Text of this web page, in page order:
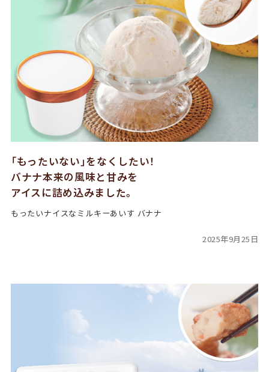
「もったいない」をなくしたい！
バナナ本来の風味と甘みを
アイスに詰め込みました。
もったいナイスなミルキーあいす バナナ
2025年9月25日